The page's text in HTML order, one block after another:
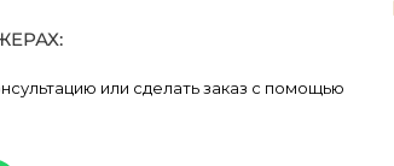
или сделать заказ с помощью